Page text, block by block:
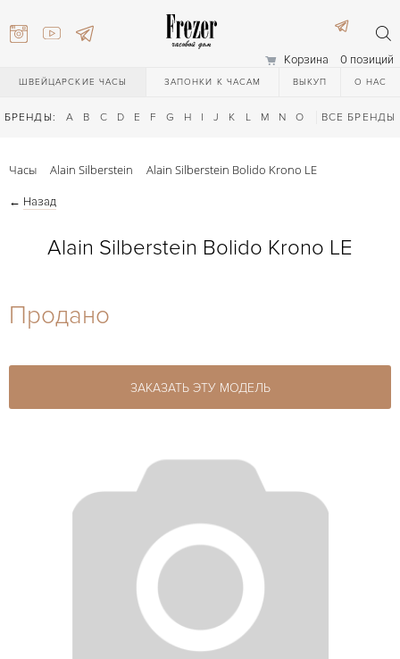
Корзина 0 позиций
ШВЕЙЦАРСКИЕ ЧАСЫ ЗАПОНКИ К ЧАСАМ ВЫКУП О НАС
БРЕНДЫ: A B C D E F G H I J K L M N O Q R S T
ВСЕ БРЕНДЫ
27-44
27-44
Часы Alain Silberstein Alain Silberstein Bolido Krono LE
← Назад
Alain Silberstein Bolido Krono LE
Продано
ЗАКАЗАТЬ ЭТУ МОДЕЛЬ